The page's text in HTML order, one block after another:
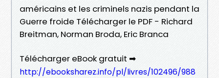
américains et les criminels nazis pendant la
Guerre froide Télécharger le PDF - Richard
Breitman, Norman Broda, Eric Branca
Télécharger eBook gratuit ➡
http://ebooksharez.info/pl/livres/102496/988